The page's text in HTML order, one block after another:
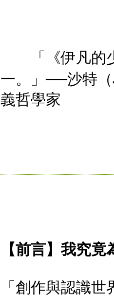
「《伊凡的少
一。」──沙特
義哲學家
【前言】我究
「創作與認識